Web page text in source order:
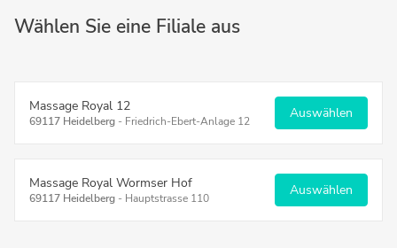
Wählen Sie eine Filiale aus
Massage Royal 12
69117 Heidelberg - Friedrich-Ebert-Anlage 12 Auswählen
Massage Royal Wormser Hof
69117 Heidelberg - Hauptstrasse 110 Auswählen